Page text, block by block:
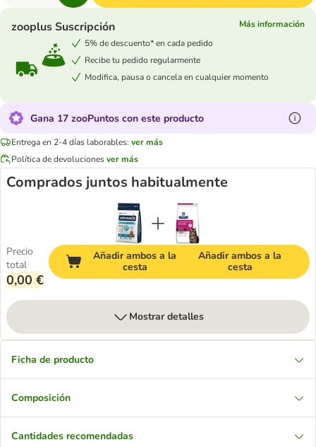
zooplus Suscripción
Más información
5% de descuento* en cada pedido
Recibe tu pedido regularmente
Modifica, pausa o cancela en cualquier momento
Gana 17 zooPuntos con este producto
Entrega en 2-4 días laborables: ver más
Política de devolucionesver más
Comprados juntos habitualmente
Precio
total
0,00 €
Añadir ambos a la
cesta
Añadir ambos a la
cesta
Mostrar detalles
Ficha de producto
Composición
Cantidades recomendadas